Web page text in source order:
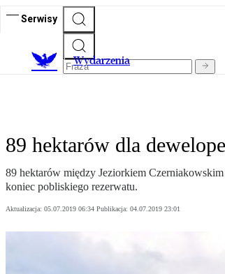
Serwisy
Wydarzenia
89 hektarów dla
89 hektarów między Jeziorkiem
koniec pobliskiego rezerwatu.
Aktualizacja: 05.07.2019 06:34 Publikacja: 04.07.2019 23:01